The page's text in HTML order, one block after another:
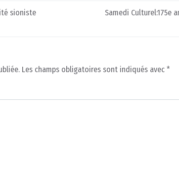
sioniste
Samedi Culturel:175e
Les champs obligatoires sont indiqués avec *